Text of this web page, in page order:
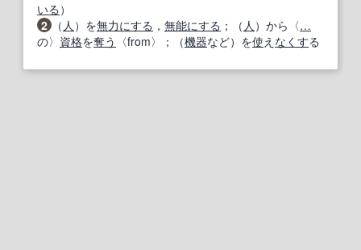
いる ）
2
（ 人 ）を無力にする ， 無能にする ；（ 人 ）から〈…
の〉 資格を奪う 〈from〉；（機器など）を使え なくする